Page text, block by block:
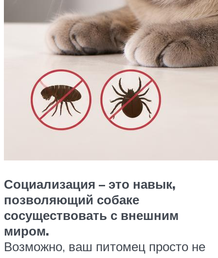
Социализация – это навык,
позволяющий собаке
сосуществовать с внешним
миром.
Возможно, ваш питомец просто не